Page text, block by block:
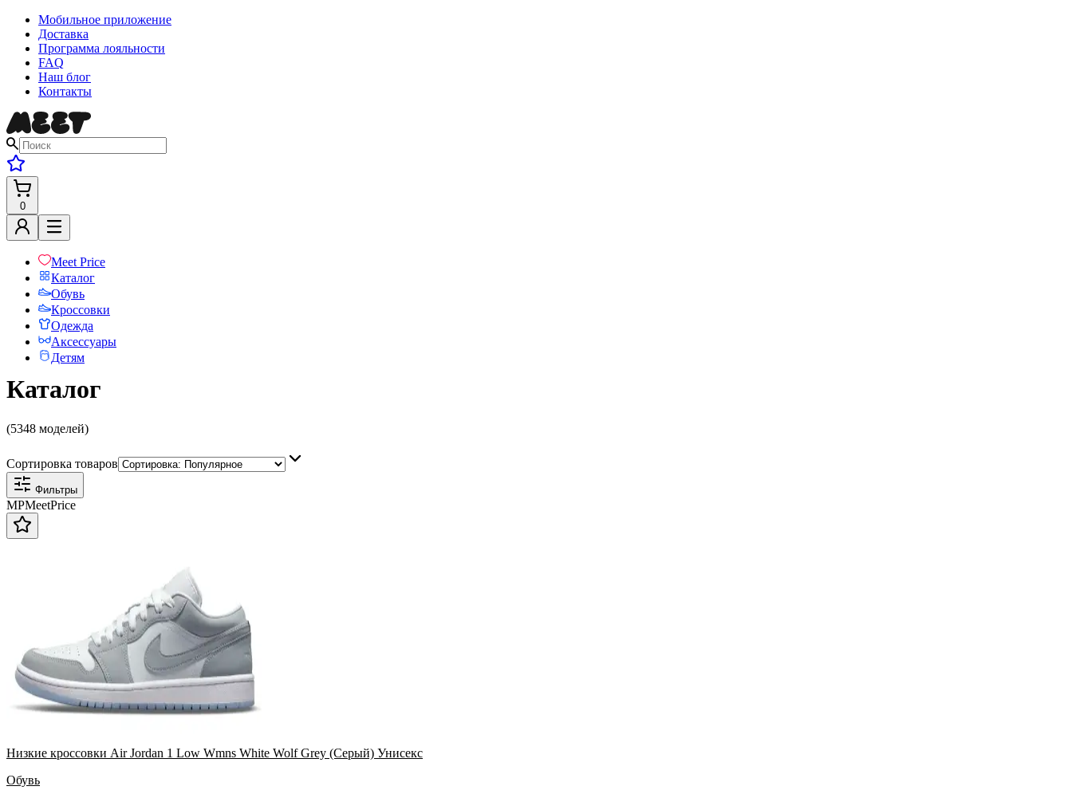
Мобильное приложение
Доставка
Программа лояльности
FAQ
Наш блог
Контакты
0
Meet Price
Каталог
Обувь
Кроссовки
Одежда
Аксессуары
Детям
Каталог
(5348 моделей)
Сортировка товаров
Фильтры
MPMeetPrice
Низкие кроссовки Air Jordan 1 Low Wmns White Wolf Grey (Серый) Унисекс
Обувь